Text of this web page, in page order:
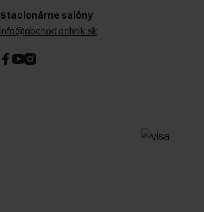
Stacionárne salóny
info@obchod.ochnik.sk